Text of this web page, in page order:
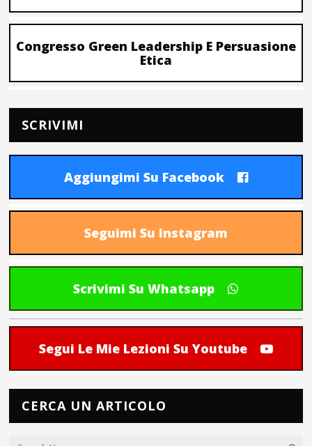
Congresso Green Leadership E Persuasione
Etica
SCRIVIMI
Aggiungimi Su Facebook
Seguimi Su Instagram
Scrivimi Su Whatsapp
Segui Le Mie Lezioni Su Youtube
CERCA UN ARTICOLO